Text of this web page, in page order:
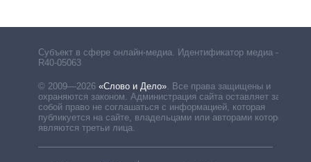
Субъект в сфере онлайн-медиа. Идентификатор медиа –
R40-05063
© 2009—2026 «Слово и Дело». Все права защищены и
охраняются законом. Администрация сайта оставляет за
собой право не соглашаться с информацией, которая
публикуется на сайте, владельцами или авторами которой
являются третьи лица.